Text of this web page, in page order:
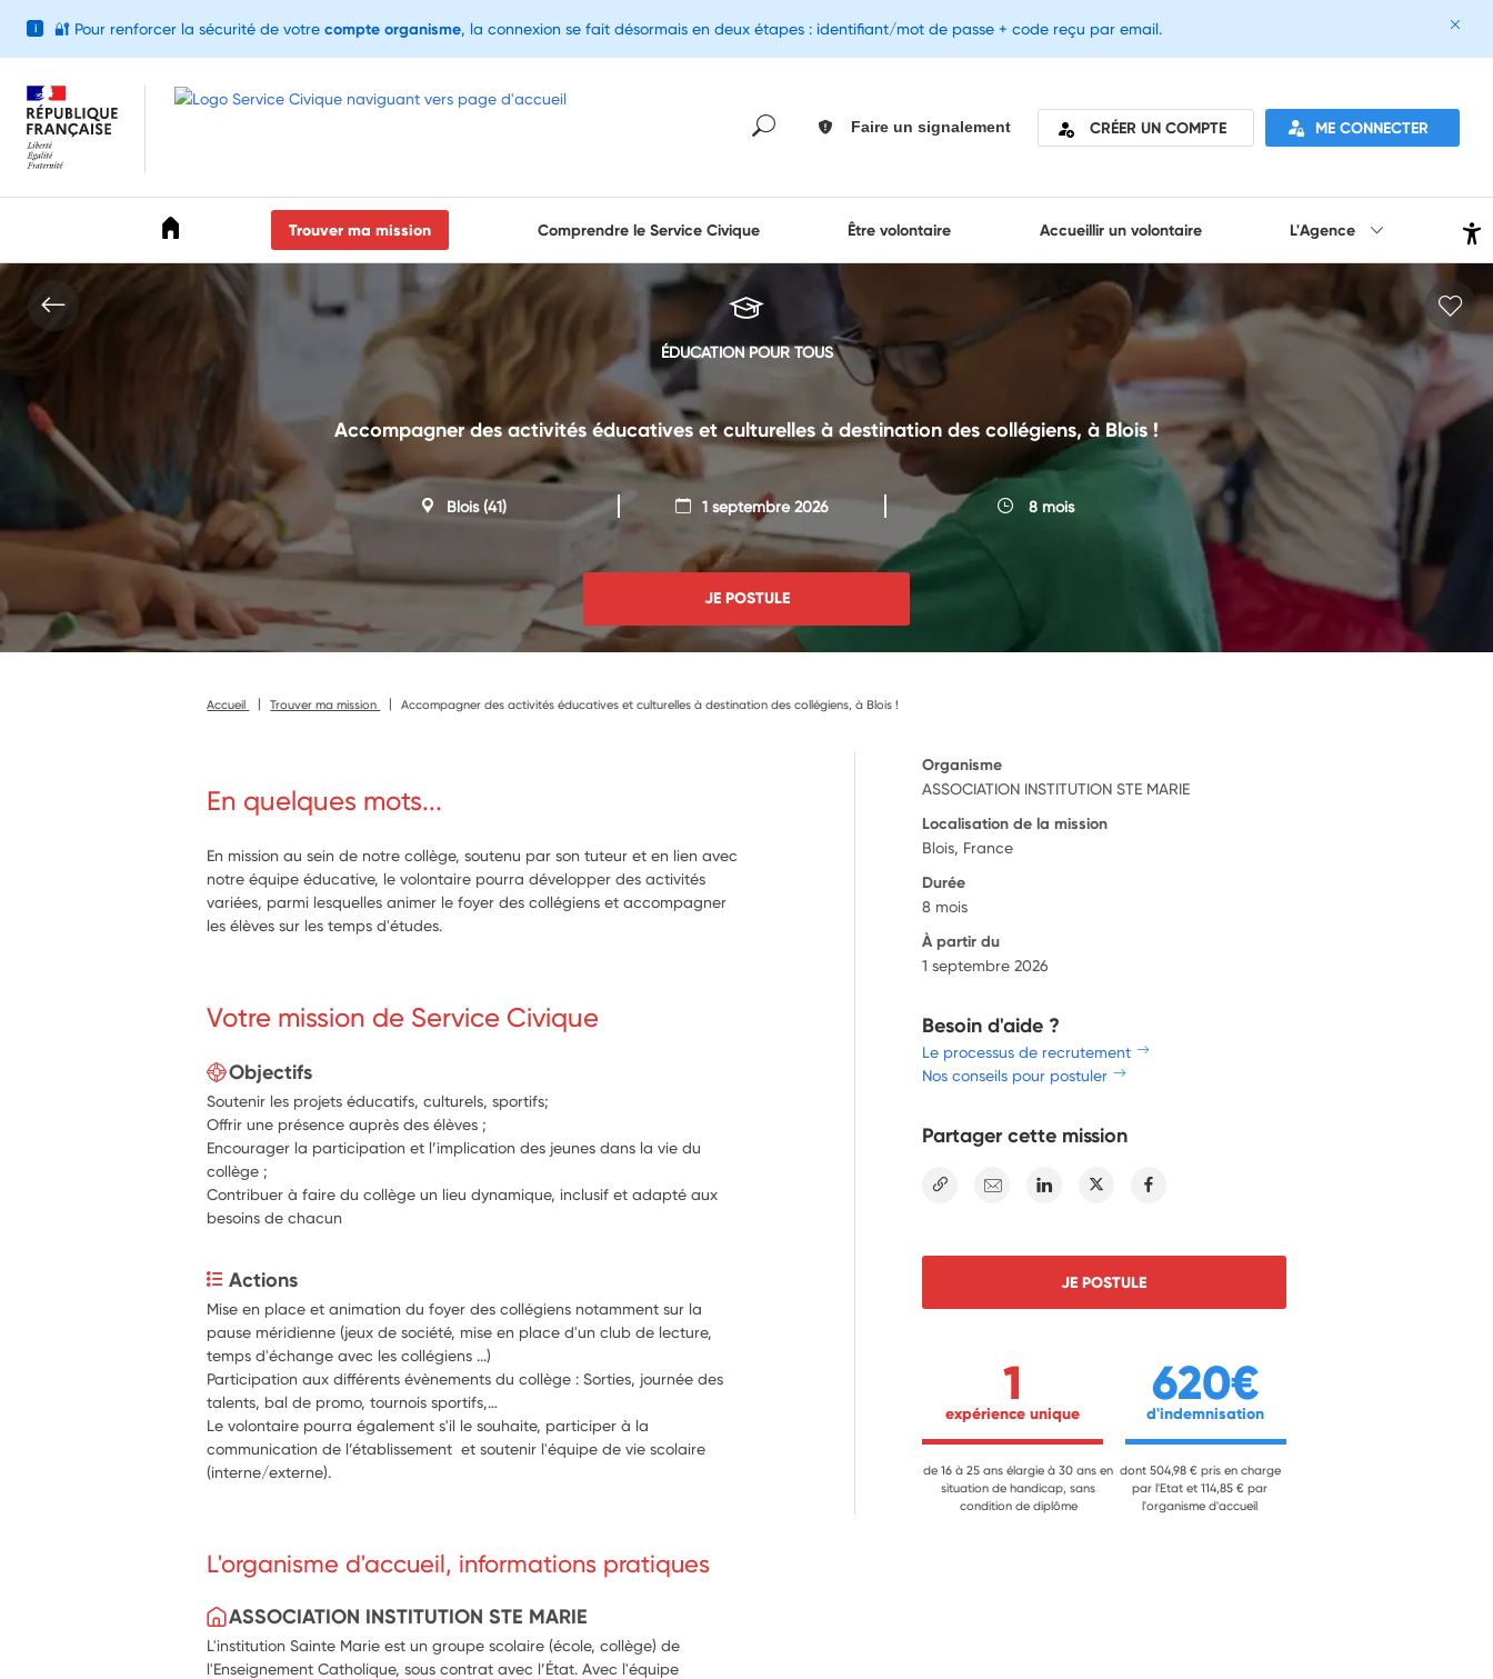
Faire un signalement CRÉER UN COMPTE ME CONNECTER
Trouver ma mission Comprendre le Service Civique Être volontaire Accueillir un volontaire L'Agence
ÉDUCATION POUR TOUS
Accompagner des activités éducatives et culturelles à destination des collégiens, à Blois !
Blois(41) 1 septembre 2026 8 mois
JE POSTULE
Accueil Trouver ma mission Accompagner des activités éducatives et culturelles à destination des collégiens, à Blois !
En quelques mots...
En mission au sein de notre collège, soutenu par son tuteur et en lien avec
notre équipe éducative, le volontaire pourra développer des activités
variées, parmi lesquelles animer le foyer des collégiens et accompagner
les élèves sur les temps d'études.
Votre mission de Service Civique
Objectifs
Soutenir les projets éducatifs, culturels, sportifs;
Offrir une présence auprès des élèves ;
Encourager la participation et l’implication des jeunes dans la vie du
collège ;
Contribuer à faire du collège un lieu dynamique, inclusif et adapté aux
besoins de chacun
Actions
Mise en place et animation du foyer des collégiens notamment sur la
pause méridienne (jeux de société, mise en place d'un club de lecture,
temps d'échange avec les collégiens ...)
Participation aux différents évènements du collège : Sorties, journée des
talents, bal de promo, tournois sportifs,…
Le volontaire pourra également s'il le souhaite, participer à la
communication de l’établissement  et soutenir l'équipe de vie scolaire
(interne/externe).
L'organisme d'accueil, informations pratiques
ASSOCIATION INSTITUTION STE MARIE
L'institution Sainte Marie est un groupe scolaire (école, collège) de
l'Enseignement Catholique, sous contrat avec l’État. Avec l'équipe
Organisme
ASSOCIATION INSTITUTION STE MARIE
Localisation de la mission
Blois, France
Durée
8 mois
À partir du
1 septembre 2026
Besoin d'aide ?
Le processus de recrutement
Nos conseils pour postuler
Partager cette mission
E-mail Linkedin Twitter
JE POSTULE
1
expérience unique
de 16 à 25 ans élargie à 30 ans en
situation de handicap, sans
condition de diplôme
620€
d'indemnisation
dont 504,98 € pris en charge
par l'Etat et 114,85 € par
l'organisme d'accueil
i 🔐 Pour renforcer la sécurité de votre compte organisme, la connexion se fait désormais en deux étapes : identifiant/mot de passe + code reçu par email.